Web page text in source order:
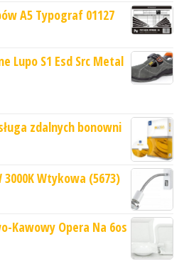
A5 Typograf 01127
Lupo S1 Esd Src Metal
zdalnych bonowni
3000K Wtykowa (5673)
Kawowy Opera Na 6os